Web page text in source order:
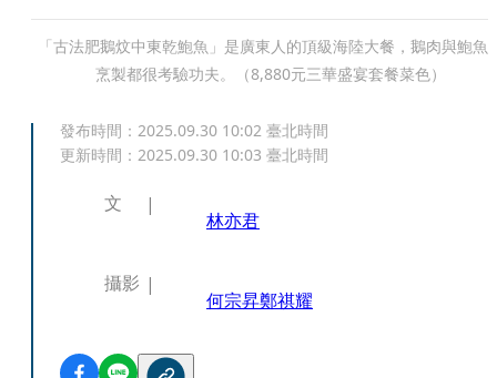
「古法肥鵝炆中東乾鮑魚」是廣東人的頂級海陸大餐，鵝肉與鮑魚
烹製都很考驗功夫。（8,880元三華盛宴套餐菜色）
發布時間： 2025.09.30 10:02 臺北時間
更新時間： 2025.09.30 10:03 臺北時間
文
林亦君
攝影
何宗昇鄭祺耀